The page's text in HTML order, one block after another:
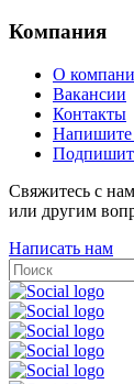
Компания
О
Вакансии
Контакты
Свяжитесь с
или другим
Написать нам